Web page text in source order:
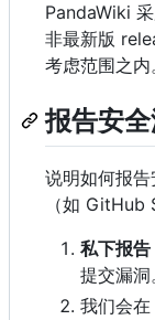
PandaWiki
非最新版
考虑范围之内
报告安全
说明如何报
（如
私下报告
提交漏洞
我们会在